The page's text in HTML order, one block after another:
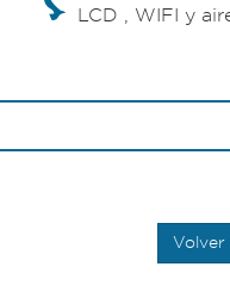
LCD , WIFI y
Volver